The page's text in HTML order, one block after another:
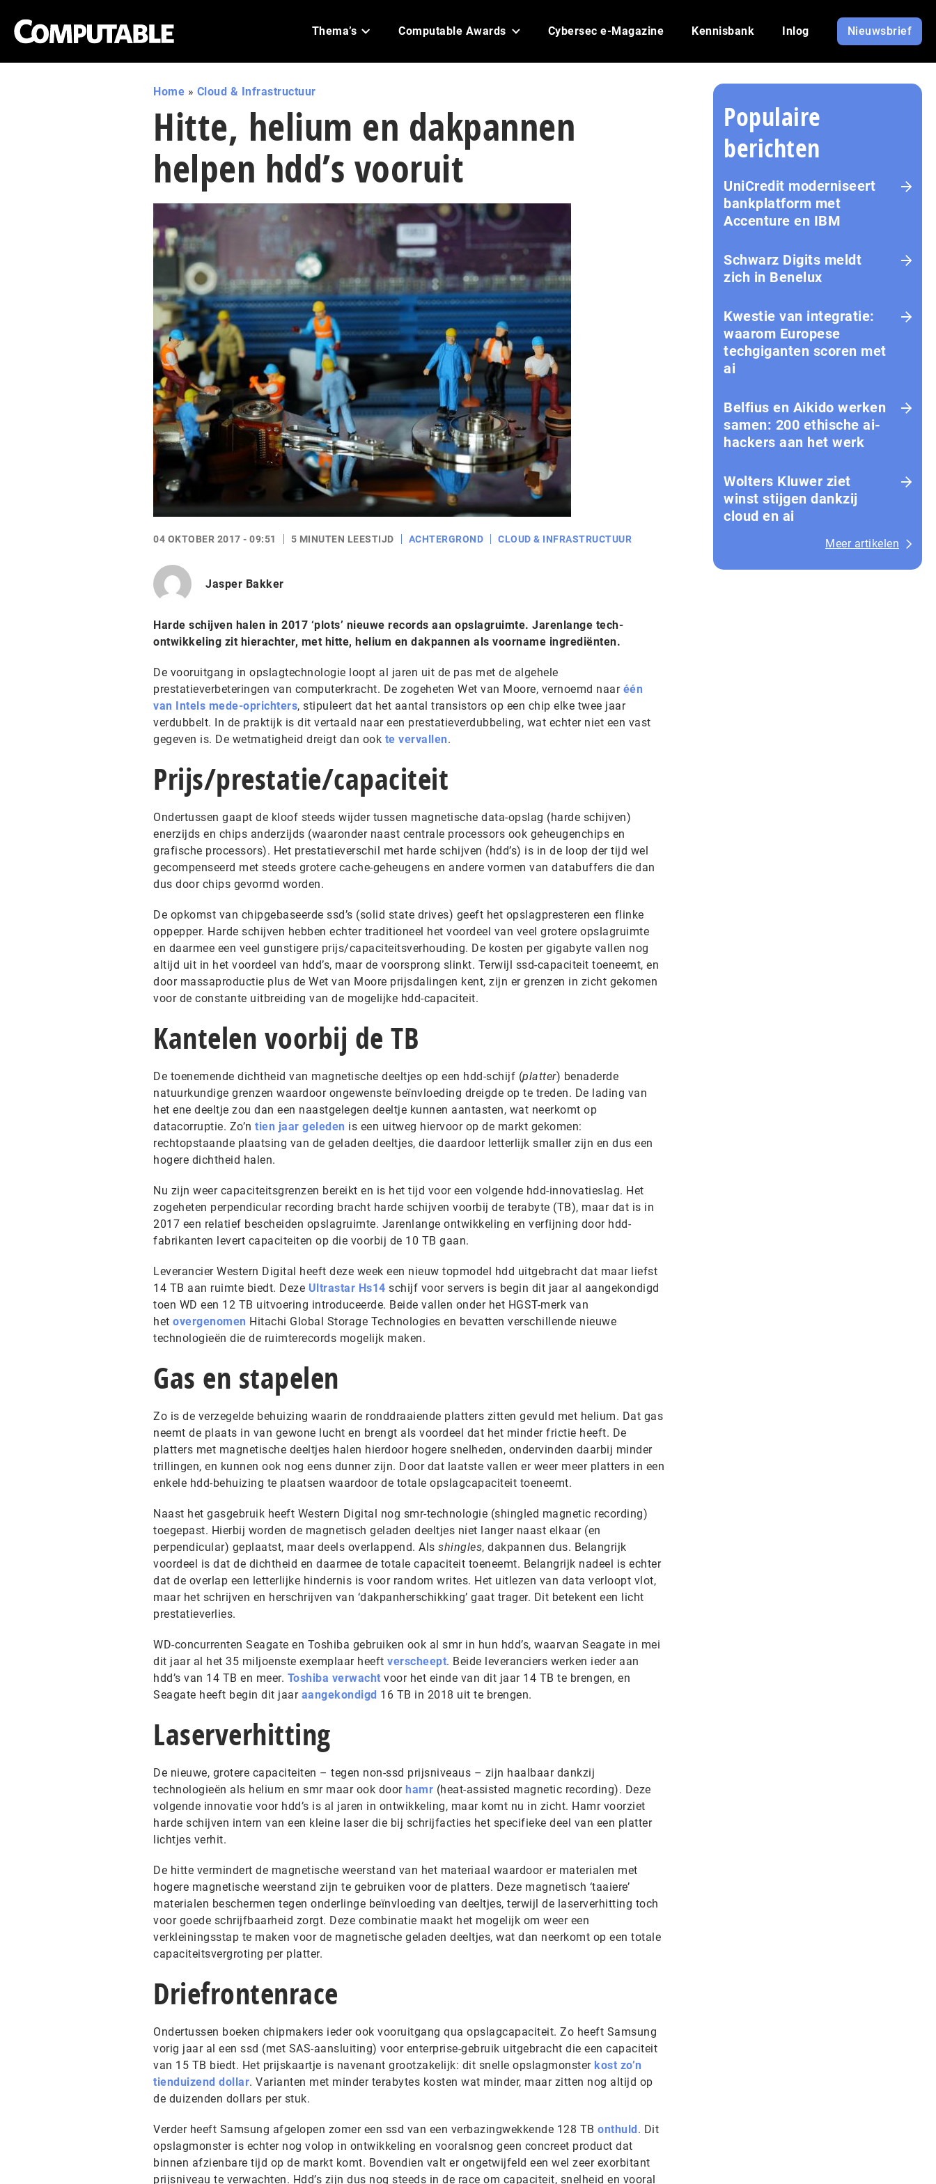
Thema’s Computable Awards Cybersec e-Magazine Kennisbank Inlog Nieuwsbrief
Home » Cloud & Infrastructuur
Hitte, helium en dakpannen
helpen hdd’s vooruit
04 OKTOBER 2017 - 09:51 5 MINUTEN LEESTIJD ACHTERGROND CLOUD & INFRASTRUCTUUR
Jasper Bakker
Harde schijven halen in 2017 ‘plots’ nieuwe records aan opslagruimte. Jarenlange tech-
ontwikkeling zit hierachter, met hitte, helium en dakpannen als voorname ingrediënten.
De vooruitgang in opslagtechnologie loopt al jaren uit de pas met de algehele
prestatieverbeteringen van computerkracht. De zogeheten Wet van Moore, vernoemd naar één
van Intels mede-oprichters, stipuleert dat het aantal transistors op een chip elke twee jaar
verdubbelt. In de praktijk is dit vertaald naar een prestatieverdubbeling, wat echter niet een vast
gegeven is. De wetmatigheid dreigt dan ook te vervallen.
Prijs/prestatie/capaciteit
Ondertussen gaapt de kloof steeds wijder tussen magnetische data-opslag (harde schijven)
enerzijds en chips anderzijds (waaronder naast centrale processors ook geheugenchips en
grafische processors). Het prestatieverschil met harde schijven (hdd’s) is in de loop der tijd wel
gecompenseerd met steeds grotere cache-geheugens en andere vormen van databuffers die dan
dus door chips gevormd worden.
De opkomst van chipgebaseerde ssd’s (solid state drives) geeft het opslagpresteren een flinke
oppepper. Harde schijven hebben echter traditioneel het voordeel van veel grotere opslagruimte
en daarmee een veel gunstigere prijs/capaciteitsverhouding. De kosten per gigabyte vallen nog
altijd uit in het voordeel van hdd’s, maar de voorsprong slinkt. Terwijl ssd-capaciteit toeneemt, en
door massaproductie plus de Wet van Moore prijsdalingen kent, zijn er grenzen in zicht gekomen
voor de constante uitbreiding van de mogelijke hdd-capaciteit.
Kantelen voorbij de TB
De toenemende dichtheid van magnetische deeltjes op een hdd-schijf (platter) benaderde
natuurkundige grenzen waardoor ongewenste beïnvloeding dreigde op te treden. De lading van
het ene deeltje zou dan een naastgelegen deeltje kunnen aantasten, wat neerkomt op
datacorruptie. Zo’n tien jaar geleden is een uitweg hiervoor op de markt gekomen:
rechtopstaande plaatsing van de geladen deeltjes, die daardoor letterlijk smaller zijn en dus een
hogere dichtheid halen.
Nu zijn weer capaciteitsgrenzen bereikt en is het tijd voor een volgende hdd-innovatieslag. Het
zogeheten perpendicular recording bracht harde schijven voorbij de terabyte (TB), maar dat is in
2017 een relatief bescheiden opslagruimte. Jarenlange ontwikkeling en verfijning door hdd-
fabrikanten levert capaciteiten op die voorbij de 10 TB gaan.
Leverancier Western Digital heeft deze week een nieuw topmodel hdd uitgebracht dat maar liefst
14 TB aan ruimte biedt. Deze Ultrastar Hs14 schijf voor servers is begin dit jaar al aangekondigd
toen WD een 12 TB uitvoering introduceerde. Beide vallen onder het HGST-merk van
het overgenomen Hitachi Global Storage Technologies en bevatten verschillende nieuwe
technologieën die de ruimterecords mogelijk maken.
Gas en stapelen
Zo is de verzegelde behuizing waarin de ronddraaiende platters zitten gevuld met helium. Dat gas
neemt de plaats in van gewone lucht en brengt als voordeel dat het minder frictie heeft. De
platters met magnetische deeltjes halen hierdoor hogere snelheden, ondervinden daarbij minder
trillingen, en kunnen ook nog eens dunner zijn. Door dat laatste vallen er weer meer platters in een
enkele hdd-behuizing te plaatsen waardoor de totale opslagcapaciteit toeneemt.
Naast het gasgebruik heeft Western Digital nog smr-technologie (shingled magnetic recording)
toegepast. Hierbij worden de magnetisch geladen deeltjes niet langer naast elkaar (en
perpendicular) geplaatst, maar deels overlappend. Als shingles, dakpannen dus. Belangrijk
voordeel is dat de dichtheid en daarmee de totale capaciteit toeneemt. Belangrijk nadeel is echter
dat de overlap een letterlijke hindernis is voor random writes. Het uitlezen van data verloopt vlot,
maar het schrijven en herschrijven van ‘dakpanherschikking’ gaat trager. Dit betekent een licht
prestatieverlies.
WD-concurrenten Seagate en Toshiba gebruiken ook al smr in hun hdd’s, waarvan Seagate in mei
dit jaar al het 35 miljoenste exemplaar heeft verscheept. Beide leveranciers werken ieder aan
hdd’s van 14 TB en meer. Toshiba verwacht voor het einde van dit jaar 14 TB te brengen, en
Seagate heeft begin dit jaar aangekondigd 16 TB in 2018 uit te brengen.
Laserverhitting
De nieuwe, grotere capaciteiten – tegen non-ssd prijsniveaus – zijn haalbaar dankzij
technologieën als helium en smr maar ook door hamr (heat-assisted magnetic recording). Deze
volgende innovatie voor hdd’s is al jaren in ontwikkeling, maar komt nu in zicht. Hamr voorziet
harde schijven intern van een kleine laser die bij schrijfacties het specifieke deel van een platter
lichtjes verhit.
De hitte vermindert de magnetische weerstand van het materiaal waardoor er materialen met
hogere magnetische weerstand zijn te gebruiken voor de platters. Deze magnetisch ‘taaiere’
materialen beschermen tegen onderlinge beïnvloeding van deeltjes, terwijl de laserverhitting toch
voor goede schrijfbaarheid zorgt. Deze combinatie maakt het mogelijk om weer een
verkleiningsstap te maken voor de magnetische geladen deeltjes, wat dan neerkomt op een totale
capaciteitsvergroting per platter.
Driefrontenrace
Ondertussen boeken chipmakers ieder ook vooruitgang qua opslagcapaciteit. Zo heeft Samsung
vorig jaar al een ssd (met SAS-aansluiting) voor enterprise-gebruik uitgebracht die een capaciteit
van 15 TB biedt. Het prijskaartje is navenant grootzakelijk: dit snelle opslagmonster kost zo’n
tienduizend dollar. Varianten met minder terabytes kosten wat minder, maar zitten nog altijd op
de duizenden dollars per stuk.
Verder heeft Samsung afgelopen zomer een ssd van een verbazingwekkende 128 TB onthuld. Dit
opslagmonster is echter nog volop in ontwikkeling en vooralsnog geen concreet product dat
binnen afzienbare tijd op de markt komt. Bovendien valt er ongetwijfeld een wel zeer exorbitant
prijsniveau te verwachten. Hdd’s zijn dus nog steeds in de race om capaciteit, snelheid en vooral
Populaire
berichten
UniCredit moderniseert
bankplatform met
Accenture en IBM
Schwarz Digits meldt
zich in Benelux
Kwestie van integratie:
waarom Europese
techgiganten scoren met
ai
Belfius en Aikido werken
samen: 200 ethische ai-
hackers aan het werk
Wolters Kluwer ziet
winst stijgen dankzij
cloud en ai
Meer artikelen